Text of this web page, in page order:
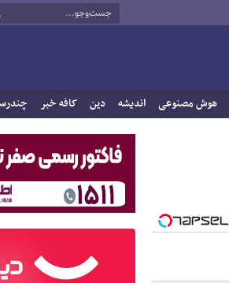
هوش مصنوعی اندیشه دین کافه خبر